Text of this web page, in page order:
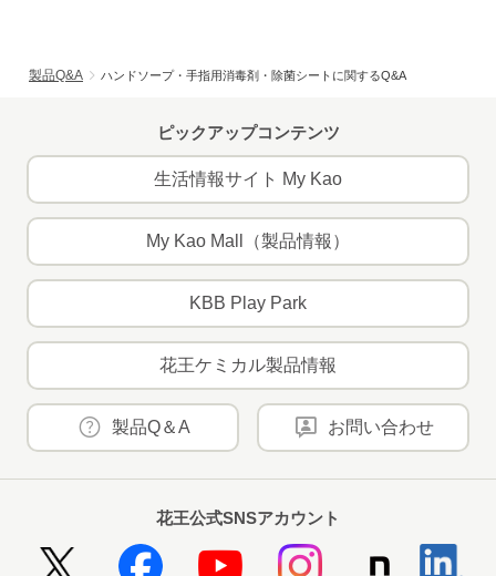
製品Q&A ハンドソープ・手指用消毒剤・除菌シートに関するQ&A
ピックアップコンテンツ
生活情報サイト My Kao
My Kao Mall（製品情報）
KBB Play Park
花王ケミカル製品情報
製品Q＆A お問い合わせ
花王公式SNSアカウント